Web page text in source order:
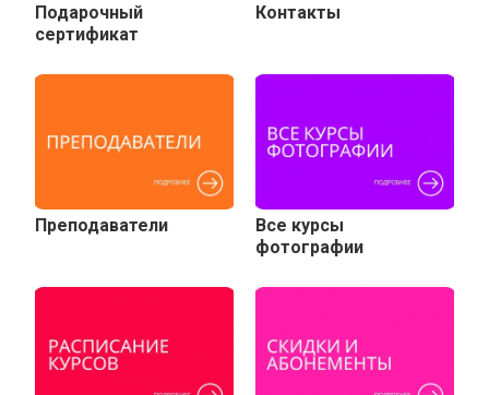
Подарочный
сертификат
Контакты
Преподаватели
Все курсы
фотографии